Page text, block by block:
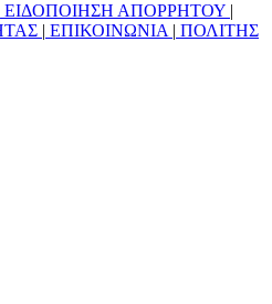
ΕΙΔΟΠΟΙΗΣΗ ΑΠΟΡΡΗΤΟΥ |
| ΕΠΙΚΟΙΝΩΝΙΑ | ΠΟΛΙΤΗΣ